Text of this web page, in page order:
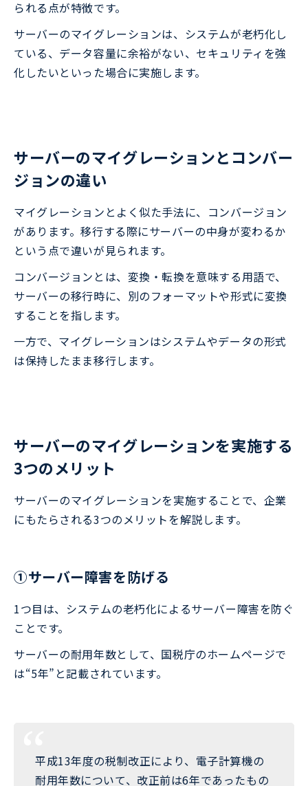
られる点が特徴です。
サーバーのマイグレーションは、システムが老朽化し
ている、データ容量に余裕がない、セキュリティを強
化したいといった場合に実施します。
サーバーのマイグレーションとコンバー
ジョンの違い
マイグレーションとよく似た手法に、コンバージョン
があります。移行する際にサーバーの中身が変わるか
という点で違いが見られます。
コンバージョンとは、変換・転換を意味する用語で、
サーバーの移行時に、別のフォーマットや形式に変換
することを指します。
一方で、マイグレーションはシステムやデータの形式
は保持したまま移行します。
サーバーのマイグレーションを実施する
3つのメリット
サーバーのマイグレーションを実施することで、企業
にもたらされる3つのメリットを解説します。
➀サーバー障害を防げる
1つ目は、システムの老朽化によるサーバー障害を防ぐ
ことです。
サーバーの耐用年数として、国税庁のホームページで
は“5年”と記載されています。
平成13年度の税制改正により、電子計算機の
耐用年数について、改正前は6年であったもの